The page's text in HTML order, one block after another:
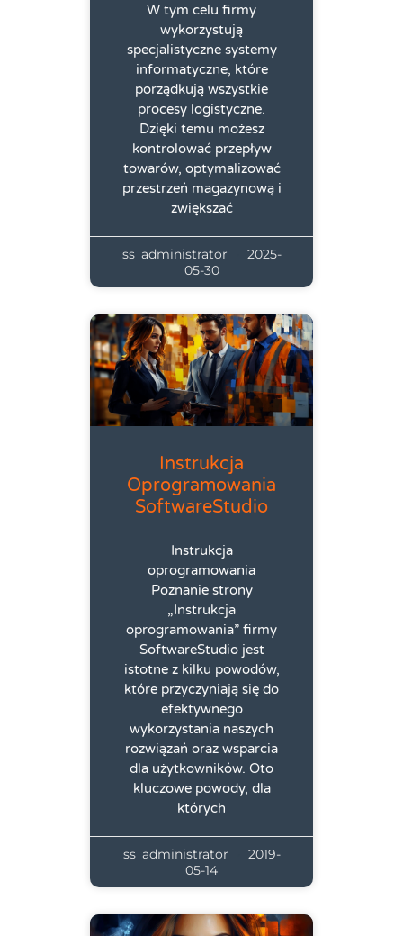
W tym celu firmy
wykorzystują
specjalistyczne systemy
informatyczne, które
porządkują wszystkie
procesy logistyczne.
Dzięki temu możesz
kontrolować przepływ
towarów, optymalizować
przestrzeń magazynową i
zwiększać
ss_administrator
2025-
05-30
Instrukcja
Oprogramowania
SoftwareStudio
Instrukcja
oprogramowania
Poznanie strony
„Instrukcja
oprogramowania” firmy
SoftwareStudio jest
istotne z kilku powodów,
które przyczyniają się do
efektywnego
wykorzystania naszych
rozwiązań oraz wsparcia
dla użytkowników. Oto
kluczowe powody, dla
których
ss_administrator
2019-
05-14